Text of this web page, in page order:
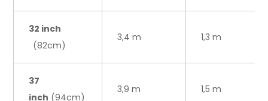
32 inch
(82cm)
3,4 m 1,3 m
37
inch (94cm)
3,9 m 1,5 m